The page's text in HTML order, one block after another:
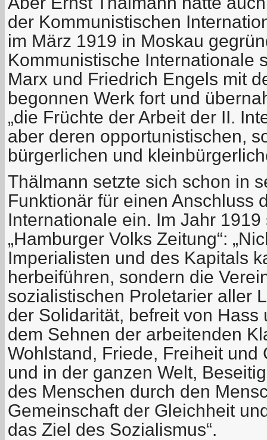
der Kommunistischen
im März 1919 in Moskau
Kommunistische Internationale
Marx und Friedrich Engels mit
begonnen Werk fort und
„die Früchte der Arbeit der II.
aber deren opportunistischen,
bürgerlichen und
Thälmann setzte sich schon in
Funktionär für einen Anschluss
Internationale ein. Im Jahr
„Hamburger Volks Zeitung“:
Imperialisten und des Kapitals
herbeiführen, sondern die
sozialistischen Proletarier aller
der Solidarität, befreit von Hass
dem Sehnen der arbeitenden
Wohlstand, Friede, Freiheit und
und in der ganzen Welt,
des Menschen durch den
Gemeinschaft der Gleichheit
das Ziel des Sozialismus“.